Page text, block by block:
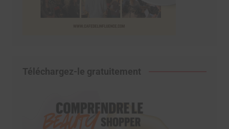
Téléchargez-le gratuitement